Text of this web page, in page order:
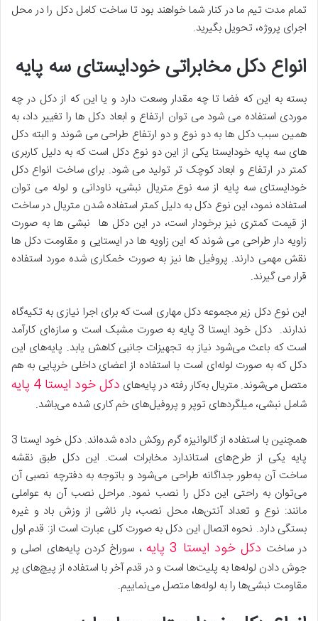
تمام مدت تیم ما در کنار شما خواهند بود تا ساخت کامل دکل را در محل
اجرای پروژه، تحویل بگیرید.
انواع دکل مخابراتی خودایستای سه پایه
بسته به این که فضا تا چه مقدار وسعت دارد و یا این که از دکل در چه
موردی استفاده می شود می توان ارتفاع و ابعاد دکل ها را تغییر داد، به
همین سبب دکل ها به دو نوع و دو ارتفاع طراحی می شوند و البته دکل
های سه پایه خودایستا یکی از این دو نوع دکل است که به دلیل کاربری
کمتر در ارتفاع و ابعاد کوچک تر تولید می شود. برای ساخت انواع دکل
خودایستای سه پایه از سه نوع متریال نبشی، ناودانی و لوله می توان
استفاده نمود، این نوع دکل به دلیل کمتر استفاده شدن متریال در ساخت
از قیمت کمتری نیز برخودار است، در این دکل ها نبشی ها به صورت
زاویه دار طراحی می شوند که این زاویه ها در ایستایی و مقاومت دکل ها
نقش مهمی دارند. پروفیل ها نیز به صورت خمکاری شده مورد استفاده
قرار می گیرند.
این نوع دکل زیر مجموعه دکل مهاری است که برای اجرا نیازی به تکیه‌گاه
ندارند. دکل خود ایستا 3 پایه به صورت مشبک است و سازه‌ای کارآمد
است که باعث می‌شود نیاز به تجهیزات جانبی کاهش یابد. پایه‌های این
دکل که به ‌صورت لوله‌ای است با استفاده از اعضای داخلی خرپایی به ‌هم
متصل می‌شوند. متریال به‌کار رفته در پایه‌های دکل خود ایستا 4 پایه
شامل نبشی، میلگردهای توپر و پروفیل‌های خم کاری شده می‌باشد.
همچنین با استفاده از گالوانیزه گرم روکش داده شده‌اند. دکل خود ایستا 3
پایه یکی از طرح‌های استاندارد مخابرات است. این دکل طبق نقشه
ساخت آن به‌طور جداگانه طراحی می‌شود و باتوجه به دفترچه نصبی آن
می‌توان به راحتی این دکل را نصب نمود. مراحل نصب آن به عواملی
مانند: نوع و تعداد آنتن‌ها، محل نصب، بار ناشی از وزش باد و غیره
بستگی دارد. نحوه اتصال این دکل به صورت کلی عبارت است از: قدم اول
در ساخت دکل خود ایستا 3 پایه
، سوراخ کردن پایه‌های اصلی و
جوش دادن لوله‌ها به پلیت‌ها است و در قدم آخر با استفاده از پیچ‌های پر
مقاومت نبشی‌ها را به لوله‌ها متصل می‌نماییم.